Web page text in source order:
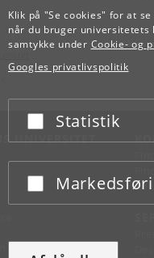
Klik på "Se cookies" for at
når du bruger universitetets
samtykke under Cookie- og
Googles privatlivspolitik
Acceptér eller afslå
Statistik
Acceptér eller afslå
UNIVERSITET